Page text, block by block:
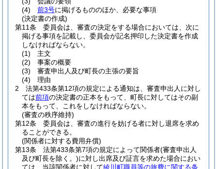
(4)
前3号に掲げるもののほか、必要な事項
(決定書の作成)
第11条
委員会は、審査の決定をする場合においては、次に
掲げる事項を記載し、委員会が記名押印した決定書を作成
しなければならない。
(1)
主文
(2)
事案の概要
(3)
審査申出人及び町長の主張の要旨
(4)
理由
2
法第433条第12項の規定による通知は、審査申出人に対し
ては前項の決定書の正本をもって、町長に対してはその副
本をもって、これをしなければならない。
(審査の秩序維持)
第12条
委員会は、審査の進行を妨げる者に対し退席を求め
ることができる。
(関係者に対する費用弁償)
第13条
法第433条第7項の規定によって関係者(審査申出人
及び町長を除く。)に対し出席及び証言を求めた場合におい
ては、当該関係者に対して綾川町職員等の旅費に関する条